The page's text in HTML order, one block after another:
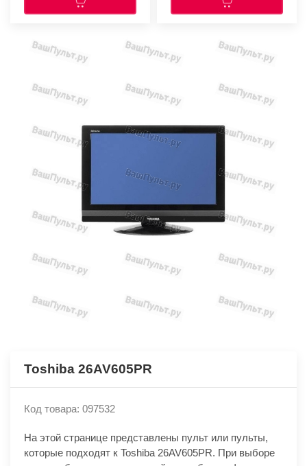
Toshiba 26AV605PR
Код товара: 097532
На этой странице представлены пульт или пульты,
которые подходят к Toshiba 26AV605PR. При выборе